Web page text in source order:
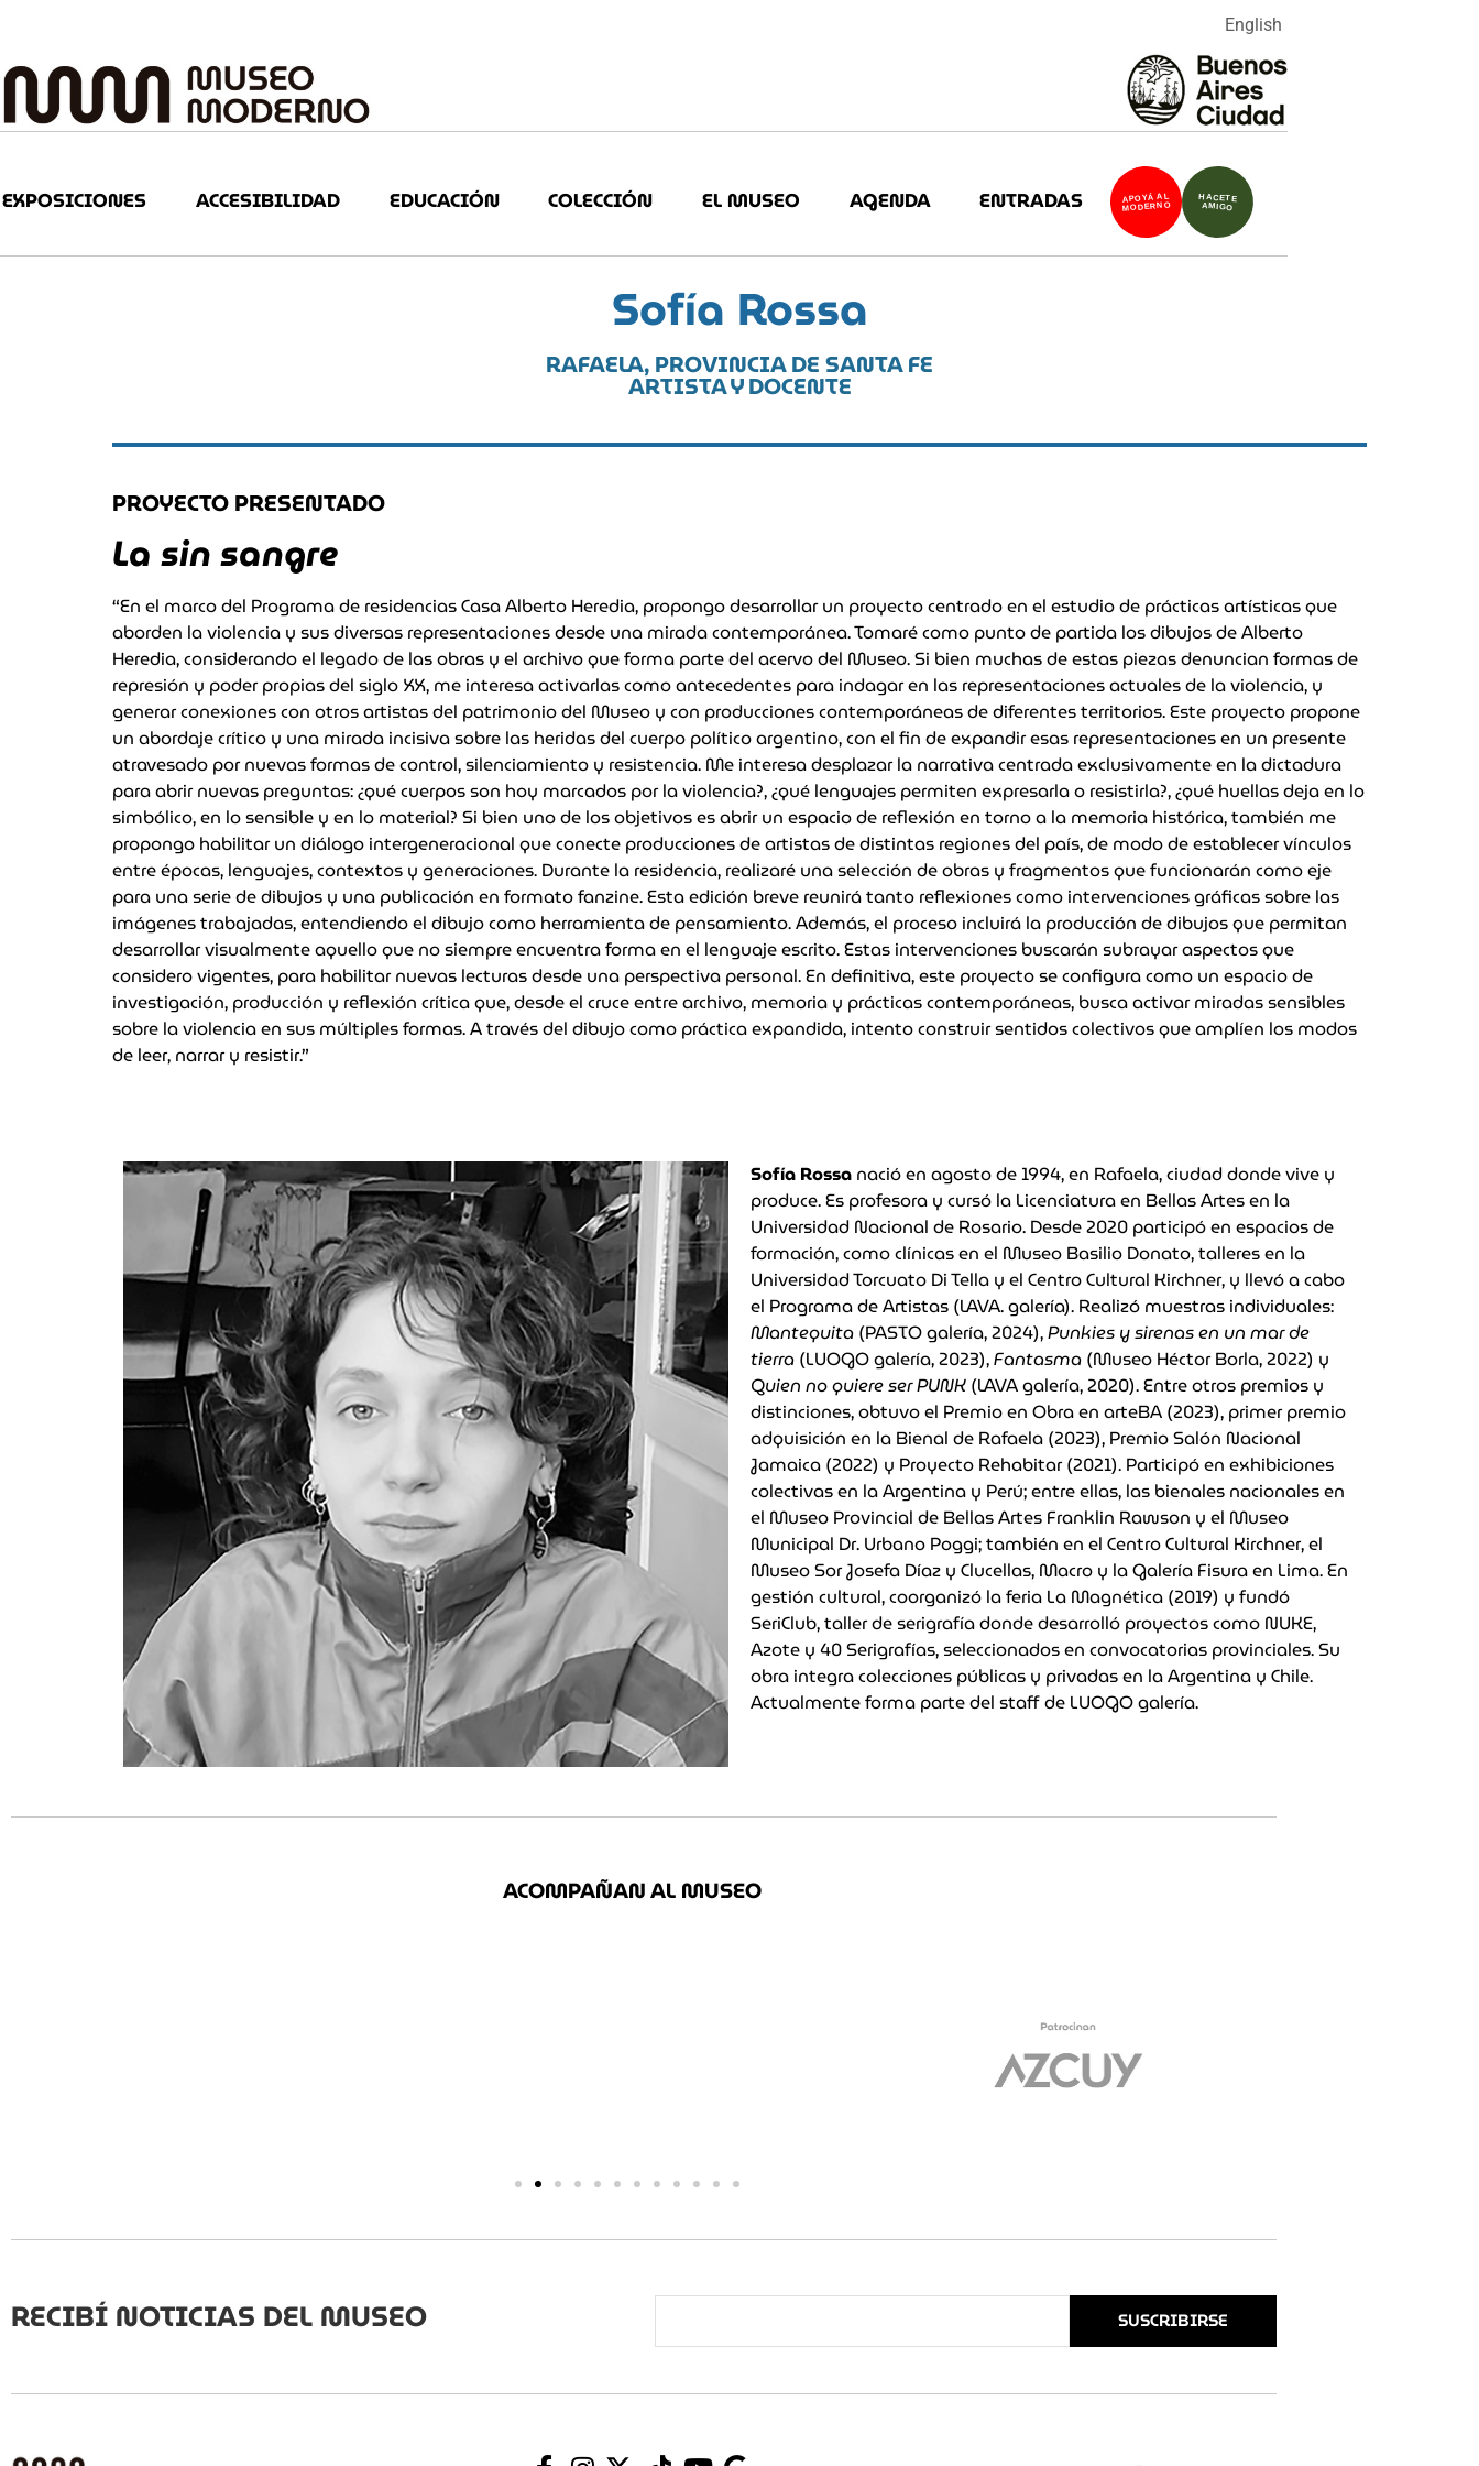
English
EXPOSICIONES ACCESIBILIDAD EDUCACIÓN COLECCIÓN EL MUSEO AGENDA ENTRADAS APOYÁ AL
MODERNO
HACETE
AMIGO
Sofía Rossa
RAFAELA, PROVINCIA DE SANTA FE
ARTISTA Y DOCENTE
PROYECTO PRESENTADO
La sin sangre
“En el marco del Programa de residencias Casa Alberto Heredia, propongo desarrollar un proyecto centrado en el estudio de prácticas artísticas que
aborden la violencia y sus diversas representaciones desde una mirada contemporánea. Tomaré como punto de partida los dibujos de Alberto
Heredia, considerando el legado de las obras y el archivo que forma parte del acervo del Museo. Si bien muchas de estas piezas denuncian formas de
represión y poder propias del siglo XX, me interesa activarlas como antecedentes para indagar en las representaciones actuales de la violencia, y
generar conexiones con otros artistas del patrimonio del Museo y con producciones contemporáneas de diferentes territorios. Este proyecto propone
un abordaje crítico y una mirada incisiva sobre las heridas del cuerpo político argentino, con el fin de expandir esas representaciones en un presente
atravesado por nuevas formas de control, silenciamiento y resistencia. Me interesa desplazar la narrativa centrada exclusivamente en la dictadura
para abrir nuevas preguntas: ¿qué cuerpos son hoy marcados por la violencia?, ¿qué lenguajes permiten expresarla o resistirla?, ¿qué huellas deja en lo
simbólico, en lo sensible y en lo material? Si bien uno de los objetivos es abrir un espacio de reflexión en torno a la memoria histórica, también me
propongo habilitar un diálogo intergeneracional que conecte producciones de artistas de distintas regiones del país, de modo de establecer vínculos
entre épocas, lenguajes, contextos y generaciones. Durante la residencia, realizaré una selección de obras y fragmentos que funcionarán como eje
para una serie de dibujos y una publicación en formato fanzine. Esta edición breve reunirá tanto reflexiones como intervenciones gráficas sobre las
imágenes trabajadas, entendiendo el dibujo como herramienta de pensamiento. Además, el proceso incluirá la producción de dibujos que permitan
desarrollar visualmente aquello que no siempre encuentra forma en el lenguaje escrito. Estas intervenciones buscarán subrayar aspectos que
considero vigentes, para habilitar nuevas lecturas desde una perspectiva personal. En definitiva, este proyecto se configura como un espacio de
investigación, producción y reflexión crítica que, desde el cruce entre archivo, memoria y prácticas contemporáneas, busca activar miradas sensibles
sobre la violencia en sus múltiples formas. A través del dibujo como práctica expandida, intento construir sentidos colectivos que amplíen los modos
de leer, narrar y resistir.”
Sofía Rossa nació en agosto de 1994, en Rafaela, ciudad donde vive y
produce. Es profesora y cursó la Licenciatura en Bellas Artes en la
Universidad Nacional de Rosario. Desde 2020 participó en espacios de
formación, como clínicas en el Museo Basilio Donato, talleres en la
Universidad Torcuato Di Tella y el Centro Cultural Kirchner, y llevó a cabo
el Programa de Artistas (LAVA. galería). Realizó muestras individuales:
Mantequita (PASTO galería, 2024),Punkies y sirenas en un mar de
tierra (LUOGO galería, 2023),Fantasma (Museo Héctor Borla, 2022) y
Quien no quiere ser PUNK (LAVA galería, 2020). Entre otros premios y
distinciones, obtuvo el Premio en Obra en arteBA (2023), primer premio
adquisición en la Bienal de Rafaela (2023), Premio Salón Nacional
Jamaica (2022) y Proyecto Rehabitar (2021). Participó en exhibiciones
colectivas en la Argentina y Perú; entre ellas, las bienales nacionales en
el Museo Provincial de Bellas Artes Franklin Rawson y el Museo
Municipal Dr. Urbano Poggi; también en el Centro Cultural Kirchner, el
Museo Sor Josefa Díaz y Clucellas, Macro y la Galería Fisura en Lima. En
gestión cultural, coorganizó la feria La Magnética (2019) y fundó
SeriClub, taller de serigrafía donde desarrolló proyectos como NUKE,
Azote y 40 Serigrafías, seleccionados en convocatorias provinciales. Su
obra integra colecciones públicas y privadas en la Argentina y Chile.
Actualmente forma parte del staff de LUOGO galería.
ACOMPAÑAN AL MUSEO
RECIBÍ NOTICIAS DEL MUSEO SUSCRIBIRSE